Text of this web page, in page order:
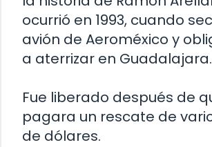
ocurrió en 1993, cuando
avión de Aeroméxico y
a aterrizar en Guadalajara.
Fue liberado después de
pagara un rescate de
de dólares.